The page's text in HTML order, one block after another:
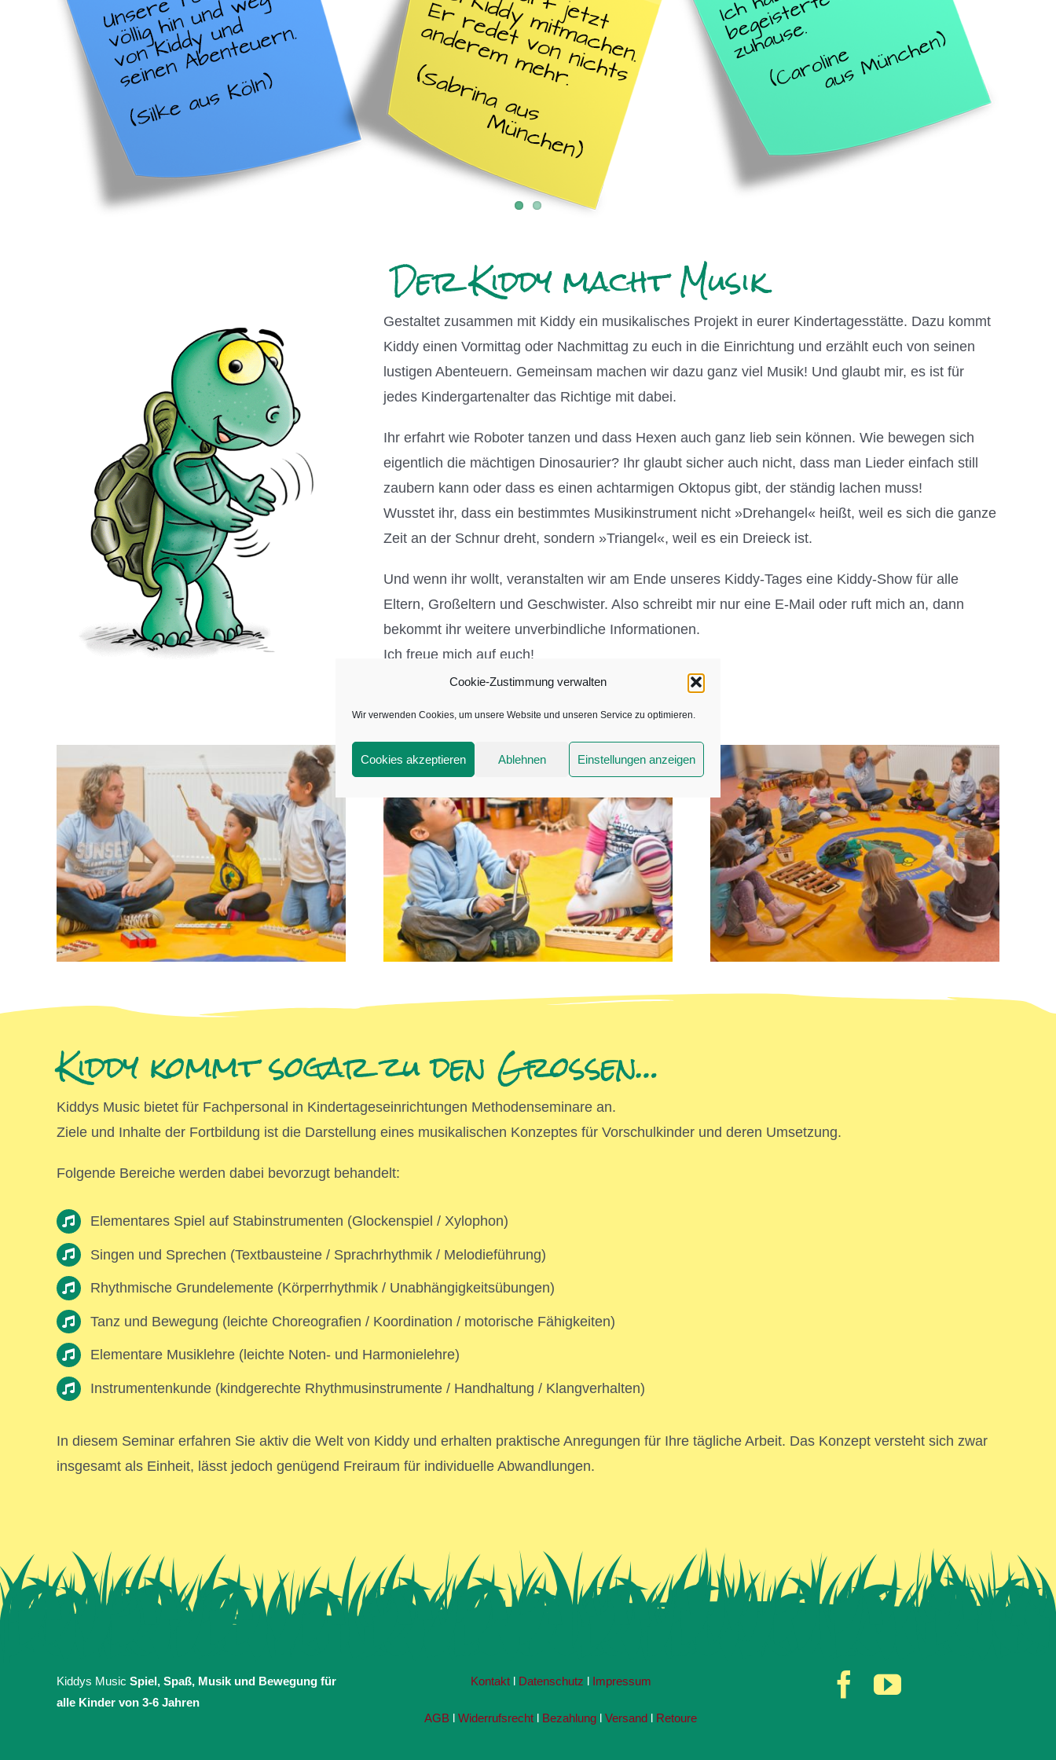
Cookie-Zustimmung verwalten
Wir verwenden Cookies, um unsere Website und unseren Service zu optimieren.
Cookies akzeptieren Ablehnen Einstellungen anzeigen
Gestaltet zusammen mit Kiddy ein musikalisches Projekt in eurer Kindertagesstätte. Dazu kommt
Kiddy einen Vormittag oder Nachmittag zu euch in die Einrichtung und erzählt euch von seinen
lustigen Abenteuern. Gemeinsam machen wir dazu ganz viel Musik! Und glaubt mir, es ist für
jedes Kindergartenalter das Richtige mit dabei.
Ihr erfahrt wie Roboter tanzen und dass Hexen auch ganz lieb sein können. Wie bewegen sich
eigentlich die mächtigen Dinosaurier? Ihr glaubt sicher auch nicht, dass man Lieder einfach still
zaubern kann oder dass es einen achtarmigen Oktopus gibt, der ständig lachen muss!
Wusstet ihr, dass ein bestimmtes Musikinstrument nicht »Drehangel« heißt, weil es sich die ganze
Zeit an der Schnur dreht, sondern »Triangel«, weil es ein Dreieck ist.
Und wenn ihr wollt, veranstalten wir am Ende unseres Kiddy-Tages eine Kiddy-Show für alle
Eltern, Großeltern und Geschwister. Also schreibt mir nur eine E-Mail oder ruft mich an, dann
bekommt ihr weitere unverbindliche Informationen.
Ich freue mich auf euch!
Kiddy kommt sogar zu den Großen…
Kiddys Music bietet für Fachpersonal in Kindertageseinrichtungen Methodenseminare an.
Ziele und Inhalte der Fortbildung ist die Darstellung eines musikalischen Konzeptes für Vorschulkinder und deren Umsetzung.
Folgende Bereiche werden dabei bevorzugt behandelt:
Elementares Spiel auf Stabinstrumenten (Glockenspiel / Xylophon)
Singen und Sprechen (Textbausteine / Sprachrhythmik / Melodieführung)
Rhythmische Grundelemente (Körperrhythmik / Unabhängigkeitsübungen)
Tanz und Bewegung (leichte Choreografien / Koordination / motorische Fähigkeiten)
Elementare Musiklehre (leichte Noten- und Harmonielehre)
Instrumentenkunde (kindgerechte Rhythmusinstrumente / Handhaltung / Klangverhalten)
In diesem Seminar erfahren Sie aktiv die Welt von Kiddy und erhalten praktische Anregungen für Ihre tägliche Arbeit. Das Konzept versteht sich zwar
insgesamt als Einheit, lässt jedoch genügend Freiraum für individuelle Abwandlungen.
Kiddys Music Spiel, Spaß, Musik und Bewegung für
alle Kinder von 3-6 Jahren
Kontaktl Datenschutz l Impressum
AGB lWiderrufsrecht l Bezahlung lVersand l Retoure